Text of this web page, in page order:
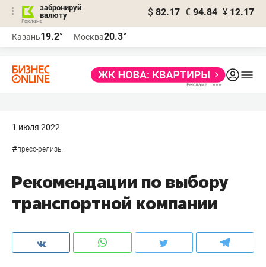
забронируй
валюту
$ 82.17 € 94.84 ¥ 12.17
Казань19.2° Москва20.3°
1 июля 2022
#пресс-релизы
Рекомендации по выбору
транспортной компании